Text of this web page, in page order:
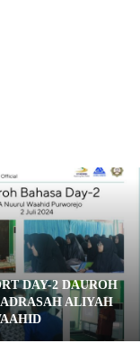
DAY-2 DAUROH
ALIYAH